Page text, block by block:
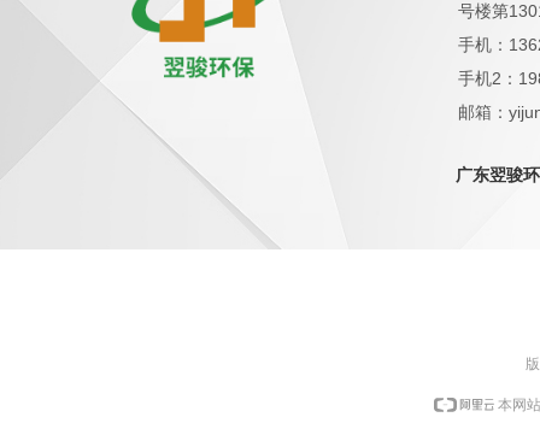
号楼第
手机：
手机2：
邮箱：
广东翌骏
本网